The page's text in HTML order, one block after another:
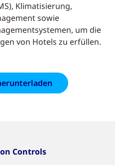
Klimatisierung,
sowie
um die
von Hotels zu erfüllen.
Controls